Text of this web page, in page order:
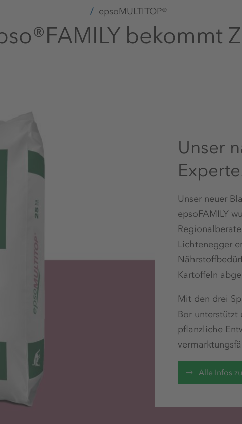
epsoMULTITOP®
bekommt
Unser
Unser neuer
epsoFAMILY
Lichtenegger
Kartoffeln
Mit den drei
Bor unterstützt
pflanzliche
Alle Infos